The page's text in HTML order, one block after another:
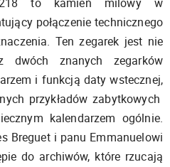
połączenie technicznego
Ten zegarek jest nie
dwóch znanych zegarków
i funkcją daty wstecznej,
przykładów zabytkowych
kalendarzem ogólnie.
Breguet i panu Emmanuelowi
do archiwów, które rzucają